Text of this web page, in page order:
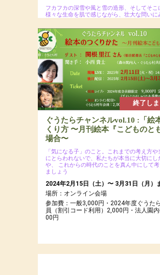
フカフカの深雪や風と雪の造形、そしてそこ
様々な生命を肌で感じながら、壮大な問いに
2025年2月16日(日)
場所：
参加費：参加費：15,000円（若者応援プ
トにつき20代割引あるよ）・定員7名
終了し
ぐうたらチャンネルvol.10 :「絵
くり方 〜月刊絵本『こどものと
場合〜
「気になる子」のこと。これまでの考え方や
にとらわれないで、私たちが本当に大切にし
や、
これからの時代のことを真ん中にして
ましょう
2024年2月15日（土）〜 3月31日（月）
場所：オンライン会場
参加費：一般3,000円・2024年度ぐうた
員（割引コード利用）2,000円・法人園
00円